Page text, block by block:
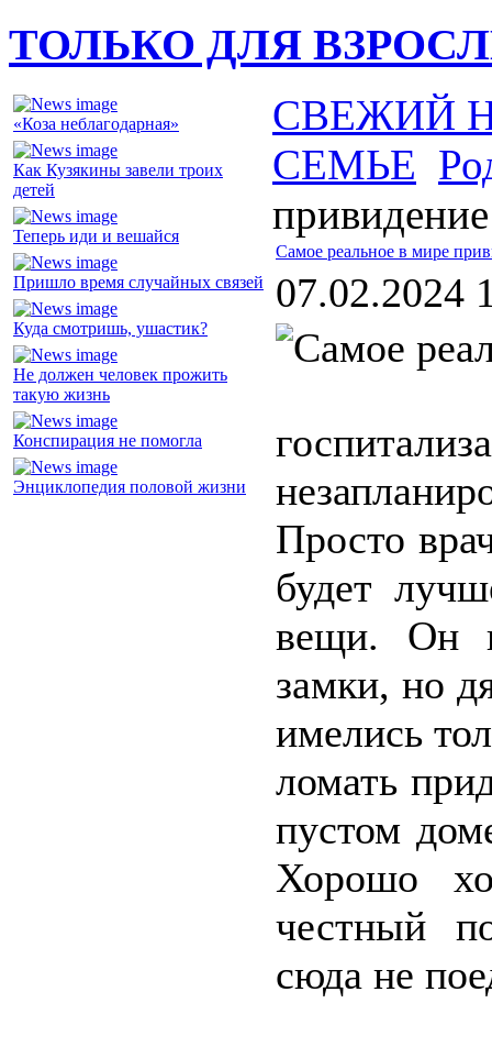
ТОЛЬКО ДЛЯ
«Коза неблагодарная»
Как Кузякины завели троих
детей
Теперь иди и вешайся
Пришло время случайных связей
Куда смотришь, ушастик?
Не должен человек прожить
такую жизнь
Конспирация не помогла
Энциклопедия половой жизни
СВЕЖИЙ
СЕМЬЕ
привидение
Самое реальное в мире
07.02.2024
Просто
будет
вещи. Он
замки, но
имелись
ломать
пустом
Хорошо
честный
сюда не